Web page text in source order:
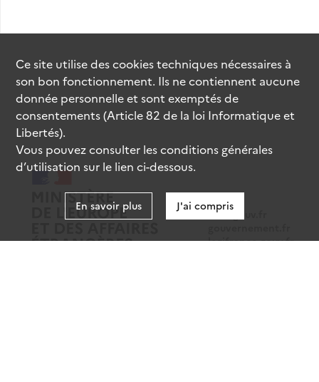
data.gouv.fr
legifrance.gouv.fr
Ce site utilise descookiestechniques nécessaires à
son bon fonctionnement. Ils ne contiennent aucune
donnée personnelle et sont exemptés de
consentements (Article 82 de la loi Informatique et
Libertés).
Vous pouvez consulter les conditions générales
d’utilisation sur le lien ci-dessous.
En savoir plus J'ai compris